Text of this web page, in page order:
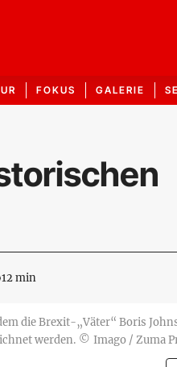
FOKUS GALERIE
12 min
die Brexit-„Väter“ Boris
werden. © Imago / Zuma